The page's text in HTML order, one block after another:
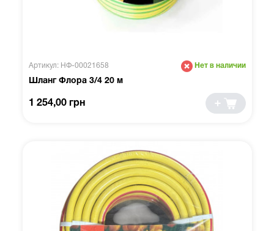
Артикул: НФ-00021658 Нет в наличии
Шланг Флора 3/4 20 м
1 254,00 грн